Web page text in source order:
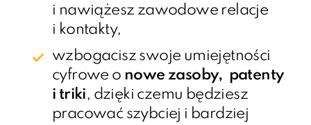
i nawiążesz zawodowe relacje
i kontakty,
wzbogacisz swoje umiejętności
cyfrowe o nowe zasoby, patenty
i triki, dzięki czemu będziesz
pracować szybciej i bardziej